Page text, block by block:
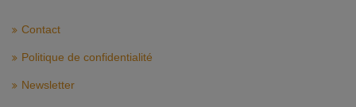
Contact
Politique de confidentialité
Newsletter